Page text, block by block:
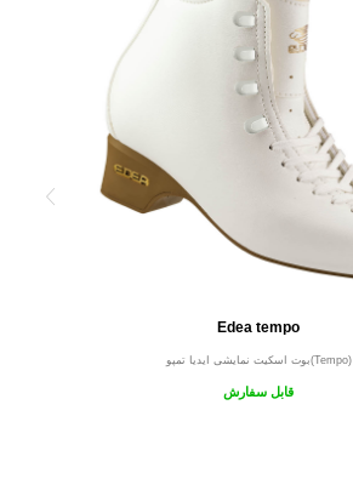
Edea tempo
بوت اسکیت نمایشی ایدیا تمپو(Tempo)